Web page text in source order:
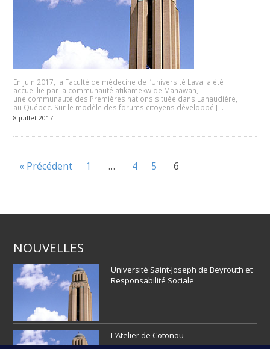
En juin 2017, la Faculté de médecine de l’Université Laval a été
accueillie par la communauté atikamekw de Manawan,
une communauté des Premières nations située dans Lanaudière,
au Québec. Sur le modèle des forums citoyens développé […]
8 juillet 2017 -
« Précédent 1 … 4 5 6
NOUVELLES
Université Saint‑Joseph de Beyrouth et
Responsabilité Sociale
L’Atelier de Cotonou